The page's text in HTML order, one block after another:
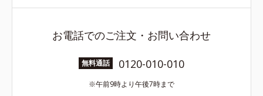
お電話でのご注文・お問い合わせ
無料通話 0120-010-010
午前9時より午後7時まで